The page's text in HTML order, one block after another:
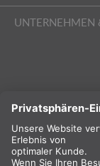
UNTERNEHMEN